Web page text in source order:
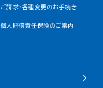
ご請求・各種変更のお手続き
個人賠償責任保険のご案内